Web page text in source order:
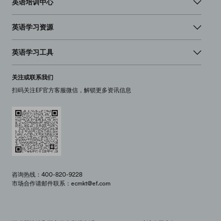
英语培训中心
英语学习资源
英语学习工具
关注或联系我们
扫码关注EF官方客服微信，解锁更多资讯信息
咨询热线：400-820-9228
市场合作请邮件联系：ecmkt@ef.com